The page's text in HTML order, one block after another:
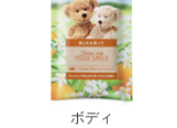
ボディ